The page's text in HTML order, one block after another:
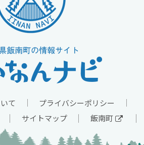
て
プライバシーポリシー
サイトマップ 飯南町